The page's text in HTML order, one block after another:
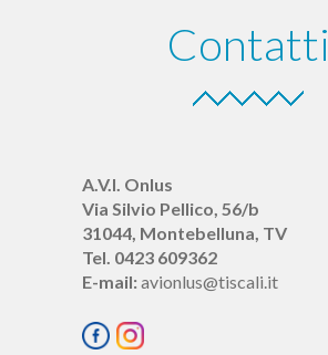
Contatti
A.V.I. Onlus
Via Silvio Pellico, 56/b
31044, Montebelluna, TV
Tel. 0423 609362
E-mail:avionlus@tiscali.it